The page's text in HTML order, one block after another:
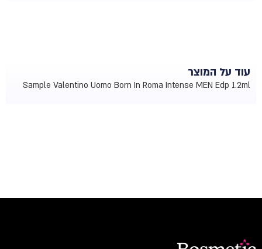
עוד על המוצר
Sample Valentino Uomo Born In Roma Intense MEN Edp 1.2ml